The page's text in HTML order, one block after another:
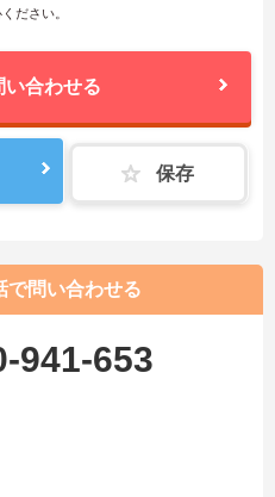
ださい。
い合わせる
保存
で問い合わせる
941-653